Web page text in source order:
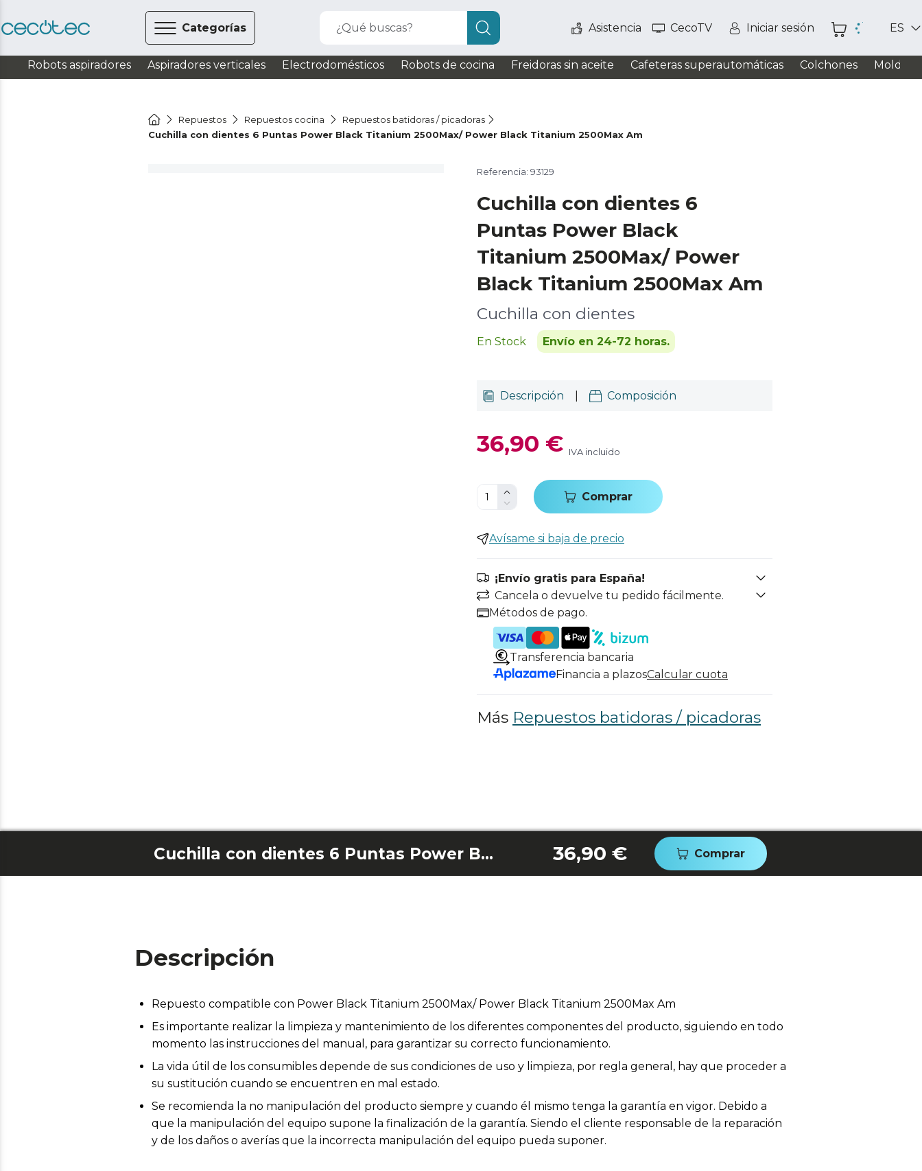
Categorías ¿Qué buscas? Asistencia CecoTV Iniciar sesión ES
Robots aspiradores Aspiradores verticales Electrodomésticos Robots de cocina Freidoras sin aceite Cafeteras superautomáticas Colchones
Repuestos Repuestos cocina
Repuestos batidoras / picadoras
Cuchilla con dientes 6 Puntas Power Black Titanium 2500Max/ Power Black Titanium 2500Max Am
Referencia: 93129
Cuchilla con dientes 6
Puntas Power Black
Titanium 2500Max/ Power
Black Titanium 2500Max Am
Cuchilla con dientes
En Stock Envío en 24-72 horas.
Descripción Composición
36,90 € IVA incluido
Comprar
Avísame si baja de precio
¡Envío gratis para España!
Cancela o devuelve tu pedido fácilmente.
Métodos de pago.
Transferencia bancaria
Financia a plazosCalcular cuota
Más Repuestos batidoras / picadoras
Cuchilla con dientes 6 Puntas Power Black Titanium 2500Max/ Power Black Titanium 2500Max Am 36,90 € Comprar
Descripción
Repuesto compatible con Power Black Titanium 2500Max/ Power Black Titanium 2500Max Am
Es importante realizar la limpieza y mantenimiento de los diferentes componentes del producto, siguiendo en todo
momento las instrucciones del manual, para garantizar su correcto funcionamiento.
La vida útil de los consumibles depende de sus condiciones de uso y limpieza, por regla general, hay que proceder a
su sustitución cuando se encuentren en mal estado.
Se recomienda la no manipulación del producto siempre y cuando él mismo tenga la garantía en vigor. Debido a
que la manipulación del equipo supone la finalización de la garantía. Siendo el cliente responsable de la reparación
y de los daños o averías que la incorrecta manipulación del equipo pueda suponer.